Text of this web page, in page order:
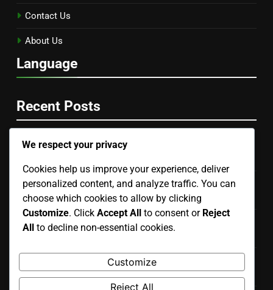
Contact Us
About Us
Language
Recent Posts
Podcast Éducatif: Contenu informatif, Expert invité,
Podcast De Santé: Responsabilité éthique, Véracité des
informations, Impact sur l’audience
Podcast D’Animation: Création de personnages,
Podcast De Comédie: Humour varié, Invités comiques,
Format léger
We respect your privacy
Cookies help us improve your experience, deliver
personalized content, and analyze traffic. You can
choose which cookies to allow by clicking
Customize. Click Accept All to consent or Reject
All to decline non-essential cookies.
Customize
Reject All